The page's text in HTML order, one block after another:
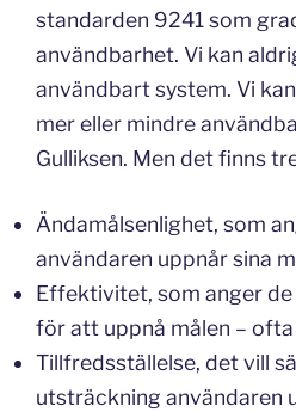
standarden 9241 som
användbarhet. Vi kan
användbart system. Vi
mer eller mindre
Gulliksen. Men det finns
Ändamålsenlighet, som
användaren uppnår sina
Effektivitet, som anger
för att uppnå målen –
Tillfredsställelse, det vill
utsträckning användaren